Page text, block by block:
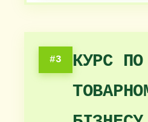
#3
КУРС ПО